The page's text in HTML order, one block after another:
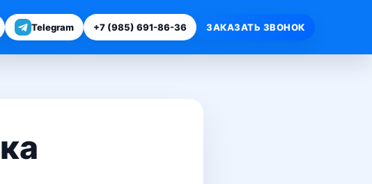
Telegram +7 (985) 691-86-36 ЗАКАЗАТЬ ЗВОНОК